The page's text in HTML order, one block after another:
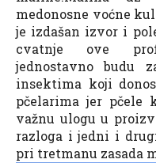
medonosne voćne
je izdašan izvor i
cvatnje ove
jednostavno budu
insektima koji
pčelarima jer pčele
važnu ulogu u
razloga i jedni i
pri tretmanu zasada